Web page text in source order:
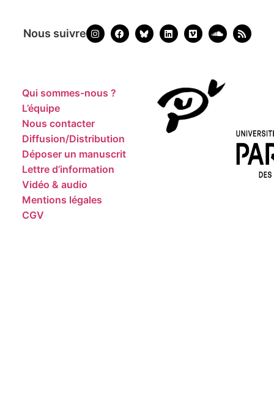
Nous suivre
Qui sommes-nous ?
L’équipe
Nous contacter
Diffusion/Distribution
Déposer un manuscrit
Lettre d’information
Vidéo & audio
Mentions légales
CGV